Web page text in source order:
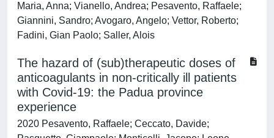
Maria, Anna; Vianello, Andrea; Pesavento, Raffaele;
Giannini, Sandro; Avogaro, Angelo; Vettor, Roberto;
Fadini, Gian Paolo; Saller, Alois
The hazard of (sub)therapeutic doses of
anticoagulants in non-critically ill patients
with Covid-19: the Padua province
experience
2020 Pesavento, Raffaele; Ceccato, Davide;